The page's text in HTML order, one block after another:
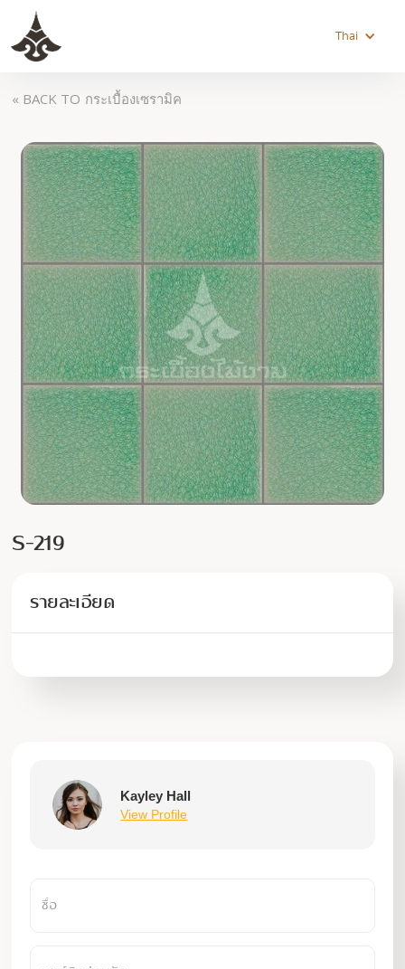
Thai
« BACK TO กระเบื้องเซรามิค
S-219
รายละเอียด
Kayley Hall
View Profile